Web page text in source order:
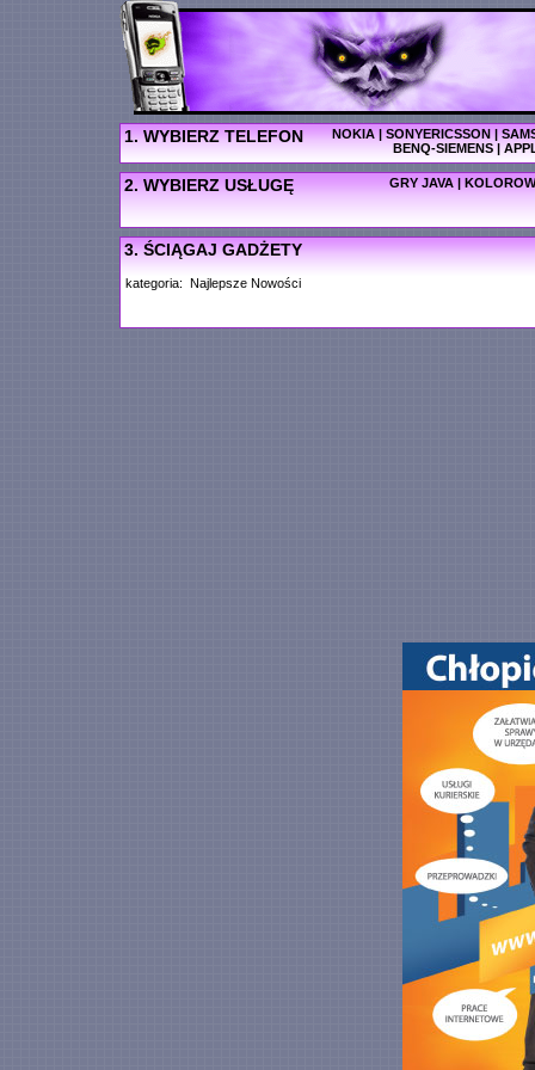
1. WYBIERZ TELEFON NOKIA|SONYERICSSON|
BENQ-SIEMENS|
2. WYBIERZ USŁUGĘ GRY JAVA |
3. ŚCIĄGAJ GADŻETY
kategoria: Najlepsze Nowości